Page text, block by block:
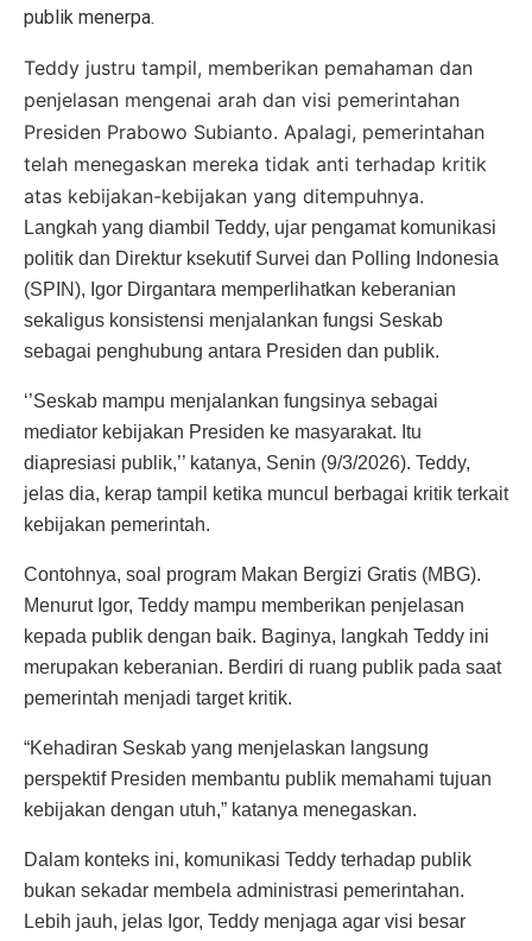
publik menerpa.
Teddy justru tampil, memberikan pemahaman dan
penjelasan mengenai arah dan visi pemerintahan
Presiden Prabowo Subianto. Apalagi, pemerintahan
telah menegaskan mereka tidak anti terhadap kritik
atas kebijakan-kebijakan yang ditempuhnya.
Langkah yang diambil Teddy, ujar pengamat komunikasi
politik dan Direktur ksekutif Survei dan Polling Indonesia
(SPIN), Igor Dirgantara memperlihatkan keberanian
sekaligus konsistensi menjalankan fungsi Seskab
sebagai penghubung antara Presiden dan publik.
‘’Seskab mampu menjalankan fungsinya sebagai
mediator kebijakan Presiden ke masyarakat. Itu
diapresiasi publik,’’ katanya, Senin (9/3/2026). Teddy,
jelas dia, kerap tampil ketika muncul berbagai kritik terkait
kebijakan pemerintah.
Contohnya, soal program Makan Bergizi Gratis (MBG).
Menurut Igor, Teddy mampu memberikan penjelasan
kepada publik dengan baik. Baginya, langkah Teddy ini
merupakan keberanian. Berdiri di ruang publik pada saat
pemerintah menjadi target kritik.
“Kehadiran Seskab yang menjelaskan langsung
perspektif Presiden membantu publik memahami tujuan
kebijakan dengan utuh,” katanya menegaskan.
Dalam konteks ini, komunikasi Teddy terhadap publik
bukan sekadar membela administrasi pemerintahan.
Lebih jauh, jelas Igor, Teddy menjaga agar visi besar